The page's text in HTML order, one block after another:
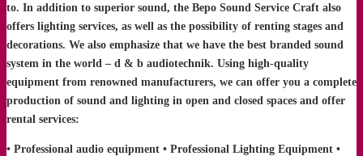
to. In addition to superior sound, the Bepo Sound Service Craft also
offers lighting services, as well as the possibility of renting stages and
decorations. We also emphasize that we have the best branded sound
system in the world – d & b audiotechnik. Using high-quality
equipment from renowned manufacturers, we can offer you a complete
production of sound and lighting in open and closed spaces and offer
rental services:
• Professional audio equipment • Professional Lighting Equipment •